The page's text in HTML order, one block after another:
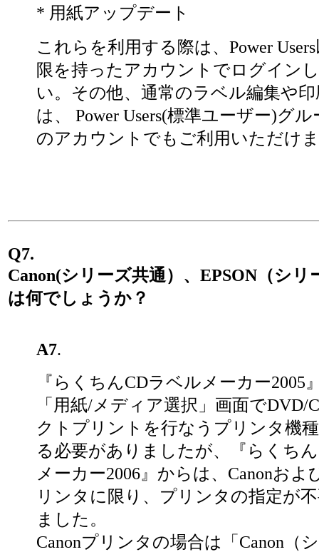
* 用紙アップデート
これらを利用する際は、Power
限を持ったアカウントでログイン
い。その他、通常のラベル編集や
は、 Power Users(標準ユーザー)グ
のアカウントでもご利用いただけ
Q7.
Canon(シリーズ共通）、EPSON（シリ
は何でしょうか？
A7.
『らくちんCDラベルメーカー2005
「用紙/メディア選択」画面でDVD/
クトプリントを行なうプリンタ機
る必要がありましたが、『らくち
メーカー2006』からは、Canonおよ
リンタに限り、プリンタの指定が
ました。
Canonプリンタの場合は「Canon（